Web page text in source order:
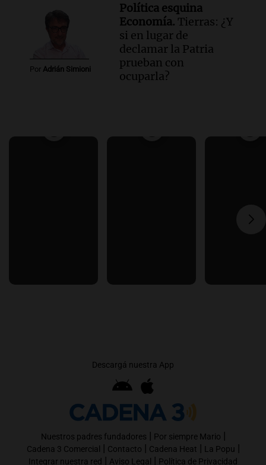
Por Adrián Simioni
Política esquina
Economía. Tierras: ¿Y
si en lugar de
declamar la Patria
prueban con
ocuparla?
Descargá nuestra App
Nuestros padres fundadores | Por siempre Mario |
Cadena 3 Comercial | Contacto | Cadena Heat | La Popu |
Integrar nuestra red | Aviso Legal | Política de Privacidad